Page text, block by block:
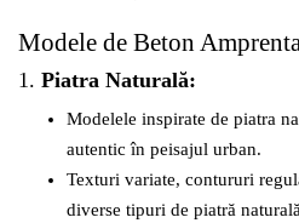
Modele de Beton
1. Piatra Naturală:
Modelele inspirate de piatra
autentic în peisajul urban.
Texturi variate, contururi
diverse tipuri de piatră